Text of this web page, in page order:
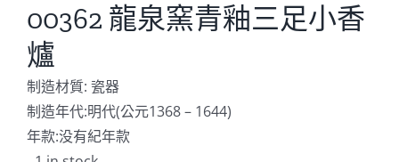
00362 龍泉窯青釉三足小香
爐
制造材質: 瓷器
制造年代:明代(公元1368 – 1644)
年款:没有紀年款